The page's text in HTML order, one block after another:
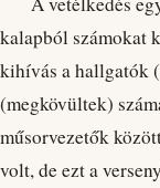
kalapból számokat
kihívás a hallgatók
(megkövültek)
műsorvezetők
volt, de ezt a